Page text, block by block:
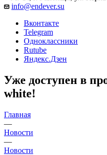
info@endever.su
Вконтакте
Telegram
Одноклассники
Rutube
Яндекс.Дзен
Уже доступен в
white!
Главная
—
Новости
—
Новости